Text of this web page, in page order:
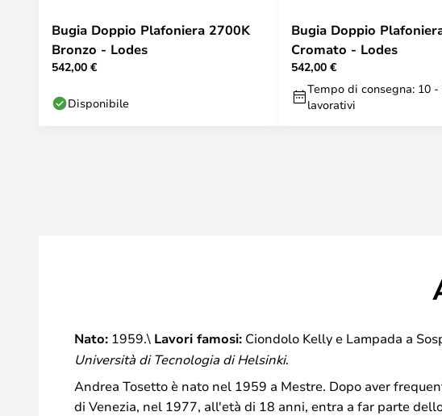
Bugia Doppio Plafoniera 2700K
Bronzo - Lodes
542,00 €
Disponibile
Bugia Doppio
Cromato - Lodes
542,00 €
Tempo di consegna: 10
lavorativi
Nato: 1959.\ Lavori famosi: Ciondolo Kelly e Lampada a
Università di Tecnologia di Helsinki.
Andrea Tosetto è nato nel 1959 a Mestre. Dopo aver
di Venezia, nel 1977, all'età di 18 anni, entra a far parte